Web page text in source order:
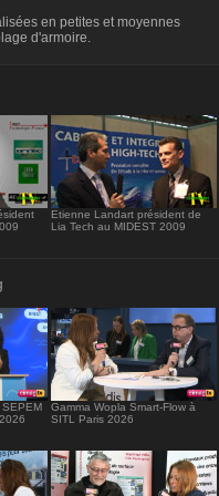
en petites et moyennes
d'armoire.
Etienne Landart président de
Lia Tech au MIDEST 2009
SEPEM
Gamma Wopla Smart-Flow à
SITL Paris 2026